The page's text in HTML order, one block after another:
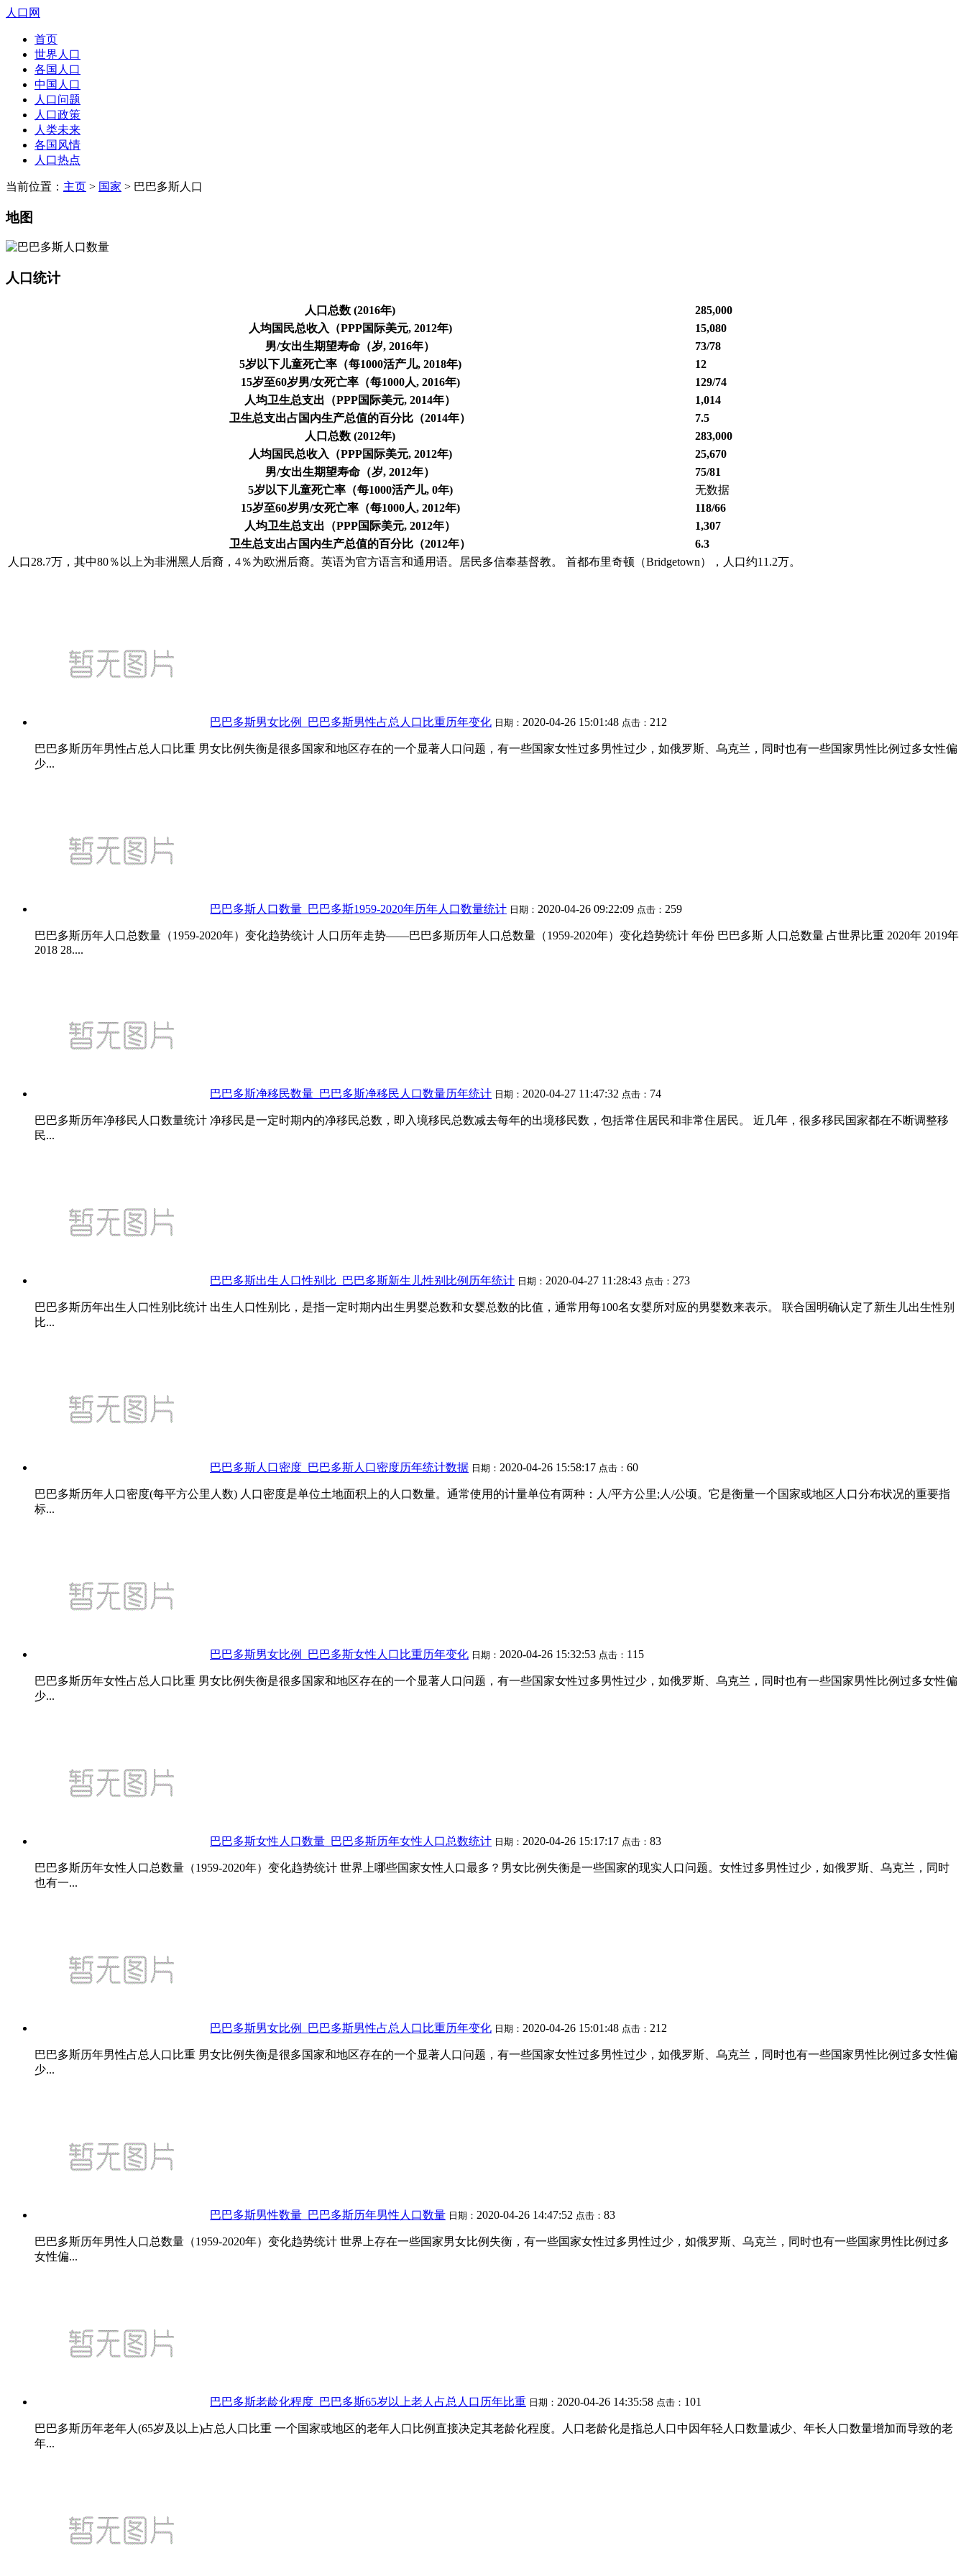
人口网
首页
世界人口
各国人口
中国人口
人口问题
人口政策
人类未来
各国风情
人口热点
当前位置： 主页 > 国家 > 巴巴多斯人口
地图
人口统计
人口28.7万，其中80％以上为非洲黑人后裔，4％为欧洲后裔。英语为官方语言和通用语。居民多信奉基督教。 首都布里奇顿（Bridgetown），人口约11.2万。
人口总数 (2016年)
285,000
人均国民总收入（PPP国际美元, 2012年)
15,080
男/女出生期望寿命（岁, 2016年）
73/78
5岁以下儿童死亡率（每1000活产儿, 2018年)
12
15岁至60岁男/女死亡率（每1000人, 2016年)
129/74
人均卫生总支出（PPP国际美元, 2014年）
1,014
卫生总支出占国内生产总值的百分比（2014年）
7.5
人口总数 (2012年)
283,000
人均国民总收入（PPP国际美元, 2012年)
25,670
男/女出生期望寿命（岁, 2012年）
75/81
5岁以下儿童死亡率（每1000活产儿, 0年)
无数据
15岁至60岁男/女死亡率（每1000人, 2012年)
118/66
人均卫生总支出（PPP国际美元, 2012年）
1,307
卫生总支出占国内生产总值的百分比（2012年）
6.3
巴巴多斯男女比例_巴巴多斯男性占总人口比重历年变化 日期： 2020-04-26 15:01:48 点击： 212
巴巴多斯历年男性占总人口比重 男女比例失衡是很多国家和地区存在的一个显著人口问题，有一些国家女性过多男性过少，如俄罗斯、乌克兰，同时也有一些国家男性比例过多女性偏
少...
巴巴多斯人口数量_巴巴多斯1959-2020年历年人口数量统计 日期： 2020-04-26 09:22:09 点击： 259
巴巴多斯历年人口总数量（1959-2020年）变化趋势统计 人口历年走势——巴巴多斯历年人口总数量（1959-2020年）变化趋势统计 年份 巴巴多斯 人口总数量 占世界比重 2020年 2019年
2018 28....
巴巴多斯净移民数量_巴巴多斯净移民人口数量历年统计 日期： 2020-04-27 11:47:32 点击： 74
巴巴多斯历年净移民人口数量统计 净移民是一定时期内的净移民总数，即入境移民总数减去每年的出境移民数，包括常住居民和非常住居民。 近几年，很多移民国家都在不断调整移
民...
巴巴多斯出生人口性别比_巴巴多斯新生儿性别比例历年统计 日期： 2020-04-27 11:28:43 点击： 273
巴巴多斯历年出生人口性别比统计 出生人口性别比，是指一定时期内出生男婴总数和女婴总数的比值，通常用每100名女婴所对应的男婴数来表示。 联合国明确认定了新生儿出生性别
比...
巴巴多斯人口密度_巴巴多斯人口密度历年统计数据 日期： 2020-04-26 15:58:17 点击： 60
巴巴多斯历年人口密度(每平方公里人数) 人口密度是单位土地面积上的人口数量。通常使用的计量单位有两种：人/平方公里;人/公顷。它是衡量一个国家或地区人口分布状况的重要指
标...
巴巴多斯男女比例_巴巴多斯女性人口比重历年变化 日期： 2020-04-26 15:32:53 点击： 115
巴巴多斯历年女性占总人口比重 男女比例失衡是很多国家和地区存在的一个显著人口问题，有一些国家女性过多男性过少，如俄罗斯、乌克兰，同时也有一些国家男性比例过多女性偏
少...
巴巴多斯女性人口数量_巴巴多斯历年女性人口总数统计 日期： 2020-04-26 15:17:17 点击： 83
巴巴多斯历年女性人口总数量（1959-2020年）变化趋势统计 世界上哪些国家女性人口最多？男女比例失衡是一些国家的现实人口问题。女性过多男性过少，如俄罗斯、乌克兰，同时
也有一...
巴巴多斯男女比例_巴巴多斯男性占总人口比重历年变化 日期： 2020-04-26 15:01:48 点击： 212
巴巴多斯历年男性占总人口比重 男女比例失衡是很多国家和地区存在的一个显著人口问题，有一些国家女性过多男性过少，如俄罗斯、乌克兰，同时也有一些国家男性比例过多女性偏
少...
巴巴多斯男性数量_巴巴多斯历年男性人口数量 日期： 2020-04-26 14:47:52 点击： 83
巴巴多斯历年男性人口总数量（1959-2020年）变化趋势统计 世界上存在一些国家男女比例失衡，有一些国家女性过多男性过少，如俄罗斯、乌克兰，同时也有一些国家男性比例过多
女性偏...
巴巴多斯老龄化程度_巴巴多斯65岁以上老人占总人口历年比重 日期： 2020-04-26 14:35:58 点击： 101
巴巴多斯历年老年人(65岁及以上)占总人口比重 一个国家或地区的老年人口比例直接决定其老龄化程度。人口老龄化是指总人口中因年轻人口数量减少、年长人口数量增加而导致的老
年...